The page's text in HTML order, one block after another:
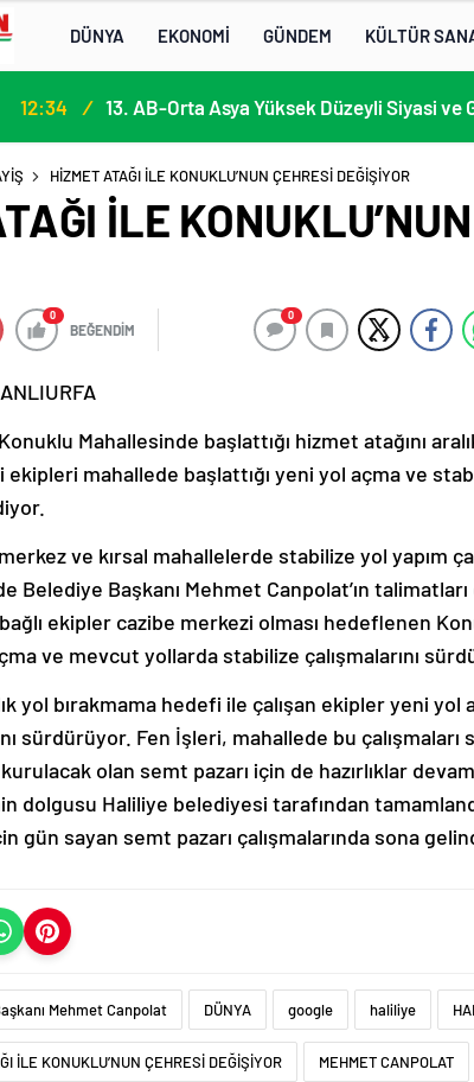
DÜNYA EKONOMİ GÜNDEM KÜLTÜR
12:34 /
HİZMET ATAĞI İLE KONUKLU’NUN ÇEHRESİ DEĞİŞİYOR
İLE
0
BEĞENDİM
0
Mahallesinde başlattığı hizmet atağını
mahallede başlattığı yeni yol açma ve
ve kırsal mahallelerde stabilize yol yapım
Belediye Başkanı Mehmet Canpolat’ın
ekipler cazibe merkezi olması hedeflenen
ve mevcut yollarda stabilize çalışmalarını
yol bırakmama hedefi ile çalışan ekipler yeni yol
sürdürüyor. Fen İşleri, mahallede bu
olan semt pazarı için de hazırlıklar
dolgusu Haliliye belediyesi tarafından
gün sayan semt pazarı çalışmalarında sona
Mehmet Canpolat DÜNYA google haliliye
İLE KONUKLU’NUN ÇEHRESİ DEĞİŞİYOR MEHMET CANPOLAT